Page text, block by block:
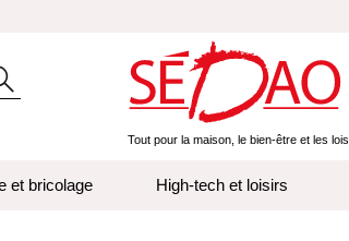
Tout pour la maison, le bien-être et les
et bricolage High-tech et loisirs